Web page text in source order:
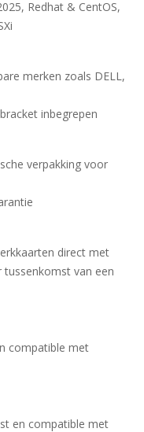
Redhat & CentOS,
merken zoals DELL,
inbegrepen
verpakking voor
direct met
tussenkomst van een
compatible met
en compatible met